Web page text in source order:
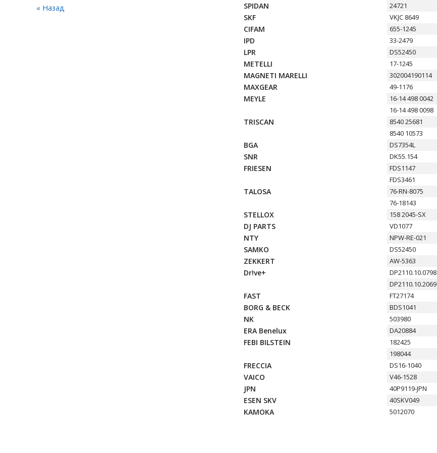
« Назад SPIDAN 24721
SKF VKJC 8649
CIFAM 655-1245
IPD 33-2479
LPR DS52450
METELLI 17-1245
MAGNETI MARELLI 302004190114
MAXGEAR 49-1176
MEYLE 16-14 498 0042
16-14 498 0098
TRISCAN 8540 25681
8540 10573
BGA DS7354L
SNR DK55.154
FRIESEN FDS1147
FDS3461
TALOSA 76-RN-8075
76-18143
STELLOX 158 2045-SX
DJ PARTS VD1077
NTY NPW-RE-021
SAMKO DS52450
ZEKKERT AW-5363
Dr!ve+ DP2110.10.0798
DP2110.10.2069
FAST FT27174
BORG & BECK BDS1041
NK 503980
ERA Benelux DA20884
FEBI BILSTEIN 182425
198044
FRECCIA DS16-1040
VAICO V46-1528
JPN 40P9119-JPN
ESEN SKV 40SKV049
KAMOKA 5012070